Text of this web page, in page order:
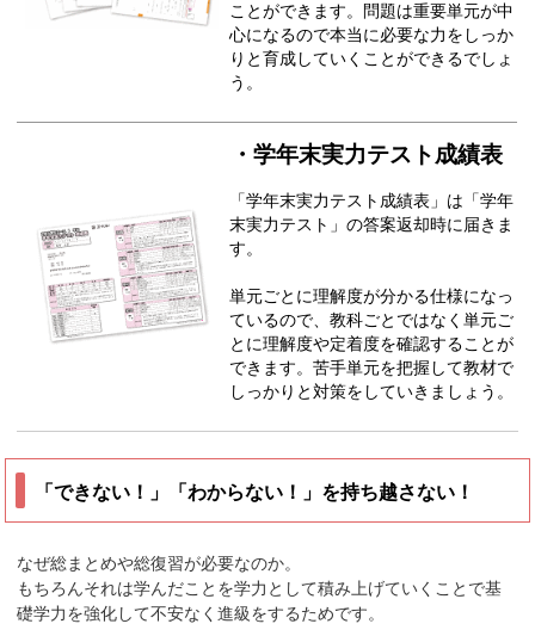
ことができます。問題は重要単元が中
心になるので本当に必要な力をしっか
りと育成していくことができるでしょ
う。
・学年末実力テスト成績表
「学年末実力テスト成績表」は「学年
末実力テスト」の答案返却時に届きま
す。
単元ごとに理解度が分かる仕様になっ
ているので、教科ごとではなく単元ご
とに理解度や定着度を確認することが
できます。苦手単元を把握して教材で
しっかりと対策をしていきましょう。
「できない！」「わからない！」を持ち越さない！
なぜ総まとめや総復習が必要なのか。
もちろんそれは学んだことを学力として積み上げていくことで基
礎学力を強化して不安なく進級をするためです。